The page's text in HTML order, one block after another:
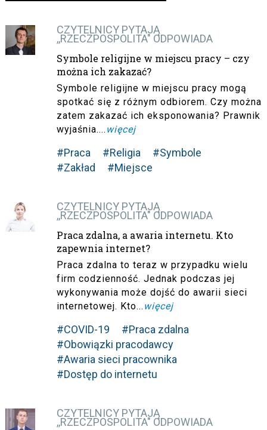
CZYTELNICY PYTAJĄ
,,RZECZPOSPOLITA" ODPOWIADA
Symbole religijne w miejscu pracy – czy
można ich zakazać?
Symbole religijne w miejscu pracy mogą
spotkać się z różnym odbiorem. Czy można
zatem zakazać ich eksponowania? Prawnik
wyjaśnia.... więcej
#Praca #Religia
#Symbole
#Zakład
#Miejsce
CZYTELNICY PYTAJĄ
,,RZECZPOSPOLITA" ODPOWIADA
Praca zdalna, a awaria internetu. Kto
zapewnia internet?
Praca zdalna to teraz w przypadku wielu
firm codzienność. Jednak podczas jej
wykonywania może dojść do awarii sieci
internetowej. Kto... więcej
#COVID-19
#Praca zdalna
#Obowiązki pracodawcy
#Awaria sieci pracownika
#Dostęp do internetu
CZYTELNICY PYTAJĄ
,,RZECZPOSPOLITA" ODPOWIADA